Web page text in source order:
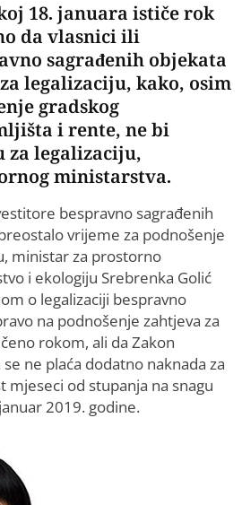
18. januara ističe rok
da vlasnici ili
sagrađenih objekata
legalizaciju, kako, osim
gradskog
i rente, ne bi
za legalizaciju,
ministarstva.
bespravno sagrađenih
vrijeme za podnošenje
ministar za prostorno
i ekologiju Srebrenka Golić
o legalizaciji bespravno
na podnošenje zahtjeva za
rokom, ali da Zakon
ne plaća dodatno naknada za
mjeseci od stupanja na snagu
2019. godine.